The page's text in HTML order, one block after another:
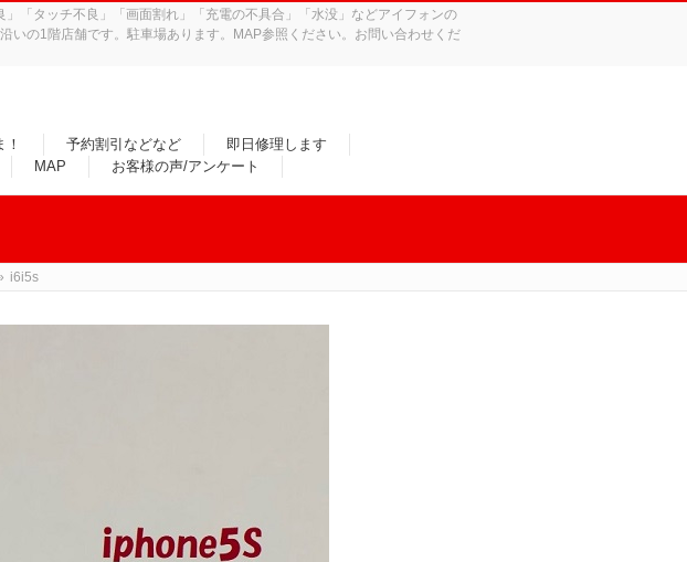
「タッチ不良」「画面割れ」「充電の不具合」「水没」などアイフォンの
の1階店舗です。駐車場あります。MAP参照ください。お問い合わせくだ
予約割引などなど
即日修理します
MAP お客様の声/アンケート
i6i5s